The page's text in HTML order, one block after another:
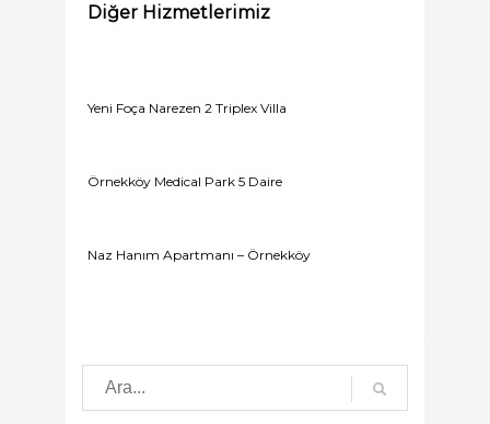
Diğer Hizmetlerimiz
Yeni Foça Narezen 2 Triplex Villa
Örnekköy Medical Park 5 Daire
Naz Hanım Apartmanı – Örnekköy